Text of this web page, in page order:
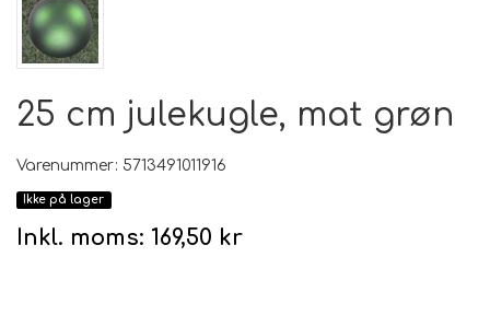
25 cm julekugle, mat grøn
Varenummer: 5713491011916
Ikke på lager
Inkl. moms: 169,50 kr